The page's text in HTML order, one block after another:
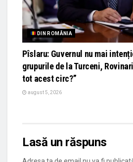
DIN ROMÂNIA
Pîslaru: Guvernul nu mai
grupurile de la Turceni,
tot acest circ?”
august 5, 2026
Lasă un răspuns